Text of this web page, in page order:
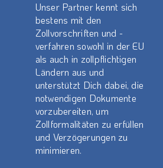
Unser Partner kennt sich
bestens mit den
Zollvorschriften und -
verfahren sowohl in der EU
als auch in zollpflichtigen
Ländern aus und
unterstützt Dich dabei, die
notwendigen Dokumente
vorzubereiten, um
Zollformalitäten zu erfüllen
und Verzögerungen zu
minimieren.